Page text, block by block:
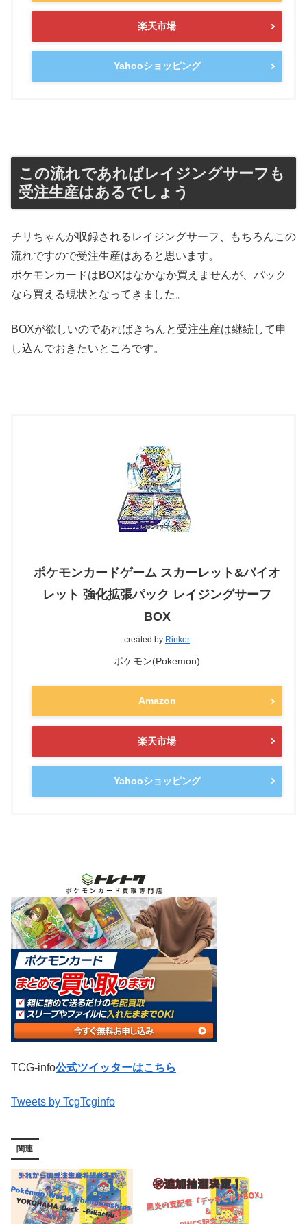
楽天市場
Yahooショッピング
この流れであればレイジングサーフも
受注生産はあるでしょう
チリちゃんが収録されるレイジングサーフ、もちろんこの
流れですので受注生産はあると思います。
ポケモンカードはBOXはなかなか買えませんが、パック
なら買える現状となってきました。
BOXが欲しいのであればきちんと受注生産は継続して申
し込んでおきたいところです。
ポケモンカードゲーム スカーレット&バイオ
レット 強化拡張パック レイジングサーフ
BOX
created by Rinker
ポケモン(Pokemon)
Amazon
楽天市場
Yahooショッピング
TCG-info公式ツイッターはこちら
Tweets by TcgTcginfo
関連